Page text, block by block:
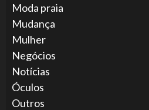
Moda praia
Mudança
Mulher
Negócios
Notícias
Óculos
Outros